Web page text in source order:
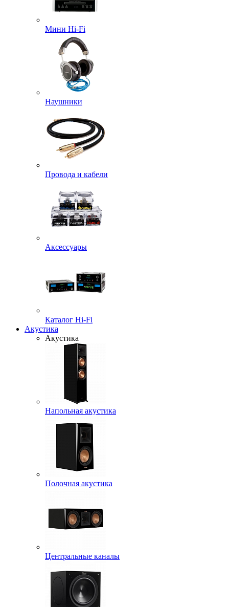
Мини Hi-Fi
Наушники
Провода и кабели
Аксессуары
Каталог Hi-Fi
Акустика
Акустика
Напольная акустика
Полочная акустика
Центральные каналы